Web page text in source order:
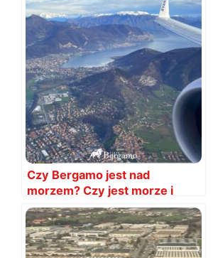
Czy Bergamo jest nad
morzem? Czy jest morze i
plaża?